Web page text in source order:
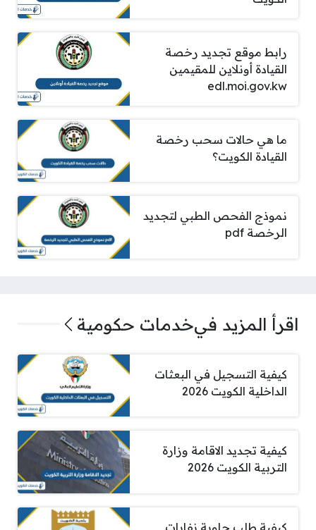
رابط موقع تجديد رخصة
القيادة أونلاين للمقيمين
edl.moi.gov.kw
ما هي حالات سحب رخصة
القيادة الكويت؟
نموذج الفحص الطبي لتجديد
الرخصة pdf
اقرأ المزيد فيخدمات حكومية
كيفية التسجيل في البعثات
الداخلية الكويت 2026
كيفية تجديد الاقامة وزارة
التربية الكويت 2026
كيفية طلب حاوية نفايات